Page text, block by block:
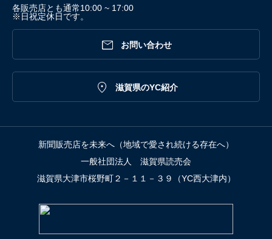
各販売店とも通常10:00 ~ 17:00
※日祝定休日です。
 お問い合わせ
 滋賀県のYC紹介
新聞販売店を未来へ（地域で愛され続ける存在へ）
一般社団法人 滋賀県読売会
滋賀県大津市桜野町２－１１－３９（YC西大津内）